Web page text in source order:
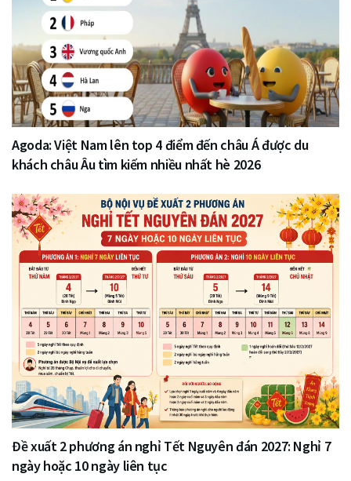
Agoda: Việt Nam lên top 4 điểm đến châu Á được du
khách châu Âu tìm kiếm nhiều nhất hè 2026
Đề xuất 2 phương án nghỉ Tết Nguyên đán 2027: Nghỉ 7
ngày hoặc 10 ngày liên tục